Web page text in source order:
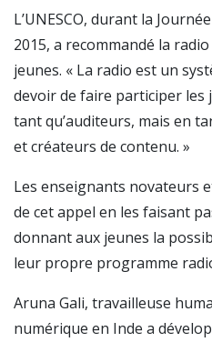
L’UNESCO, durant la
2015, a recommandé la
jeunes. « La radio est un
devoir de faire participer les
tant qu’auditeurs, mais en
et créateurs de contenu. »
Les enseignants novateurs
de cet appel en les faisant
donnant aux jeunes la
leur propre programme
Aruna Gali, travailleuse
numérique en Inde a